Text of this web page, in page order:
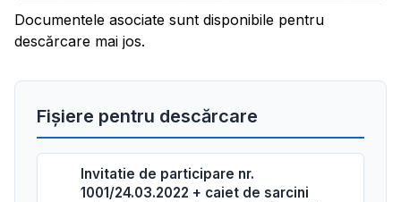
Documentele asociate sunt disponibile pentru
descărcare mai jos.
Fișiere pentru descărcare
Invitatie de participare nr.
1001/24.03.2022 + caiet de sarcini